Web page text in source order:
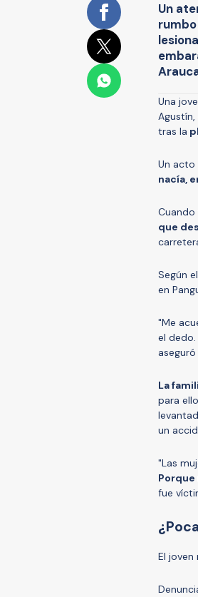
Un
Una
tras la
Un
nacía,
Cuando
que
Según
en
"Me
el dedo.
La
para
un
"Las
Porque
fue
El